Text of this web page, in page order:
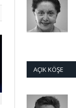
AÇIK KÖŞE